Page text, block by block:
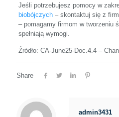
Jeśli potrzebujesz pomocy w
biobójczych– skontaktuj się z
– pomagamy firmom w tworzeniu
spełniają wymogi.
Źródło: CA-June25-Doc.4.4 –
Share
admin3431